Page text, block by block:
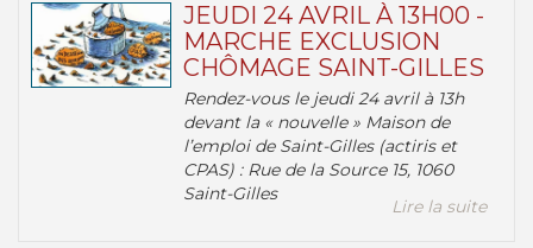
JEUDI 24 AVRIL À 13H00 -
MARCHE EXCLUSION
CHÔMAGE SAINT-GILLES
Rendez-vous le jeudi 24 avril à 13h
devant la « nouvelle » Maison de
l’emploi de Saint-Gilles (actiris et
CPAS) : Rue de la Source 15, 1060
Saint-Gilles
Lire la suite